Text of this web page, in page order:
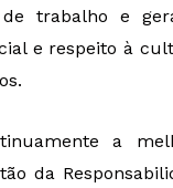
de trabalho e
e respeito à
a
da